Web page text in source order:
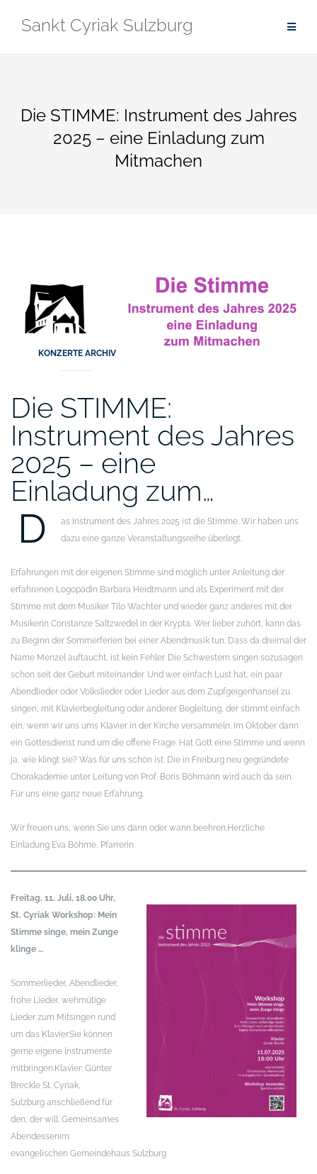
InhaltSankt Cyriak Sulzburg
Die STIMME: Instrument des Jahres
2025 – eine Einladung zum
Mitmachen
KONZERTE ARCHIV
Die STIMME:
Instrument des Jahres
2025 – eine
Einladung zum…
D
as Instrument des Jahres 2025 ist die Stimme. Wir haben uns
dazu eine ganze Veranstaltungsreihe überlegt.
Erfahrungen mit der eigenen Stimme sind möglich unter Anleitung der
erfahrenen Logopädin Barbara Heidtmann und als Experiment mit der
Stimme mit dem Musiker Tilo Wachter und wieder ganz anderes mit der
Musikerin Constanze Saltzwedel in der Krypta. Wer lieber zuhört, kann das
zu Beginn der Sommerferien bei einer Abendmusik tun. Dass da dreimal der
Name Menzel auftaucht, ist kein Fehler. Die Schwestern singen sozusagen
schon seit der Geburt miteinander. Und wer einfach Lust hat, ein paar
Abendlieder oder Volkslieder oder Lieder aus dem Zupfgeigenhansel zu
singen, mit Klavierbegleitung oder anderer Begleitung, der stimmt einfach
ein, wenn wir uns ums Klavier in der Kirche versammeln. Im Oktober dann
ein Gottesdienst rund um die offene Frage. Hat Gott eine Stimme und wenn
ja, wie klingt sie? Was für uns schön ist: Die in Freiburg neu gegründete
Chorakademie unter Leitung von Prof. Boris Böhmann wird auch da sein.
Für uns eine ganz neue Erfahrung.
Wir freuen uns, wenn Sie uns dann oder wann beehren.Herzliche
Einladung Eva Böhme, Pfarrerin
Freitag, 11. Juli, 18.00 Uhr,
St. Cyriak Workshop: Mein
Stimme singe, mein Zunge
klinge …
Sommerlieder, Abendlieder,
frohe Lieder, wehmütige
Lieder zum Mitsingen rund
um das Klavier.Sie können
gerne eigene lnstrumente
mitbringen.Klavier: Günter
Breckle St. Cyriak,
Sulzburg anschließend für
den, der will: Gemeinsames
Abendessenim
evangelischen Gemeindehaus Sulzburg